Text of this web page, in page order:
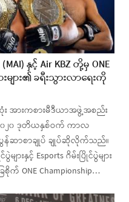
နှင့် Air KBZ တို့မှ ONE
များ၏ ခရီးသွားလာရေးကို
အားကစားမီဒီယာအဖွဲ့အစည်း
၂၀၂၀ ဒုတိယနှစ်ဝက် ကာလ
န်ဆာစာချုပ် ချုပ်ဆိုလိုက်သည်။
ားနှင့် Esports ဂိမ်းပြိုင်ပွဲများ
ONE Championship…